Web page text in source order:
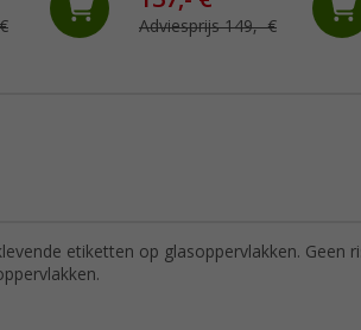
Adviesprijs 149,- €
etiketten op glasoppervlakken. Geen